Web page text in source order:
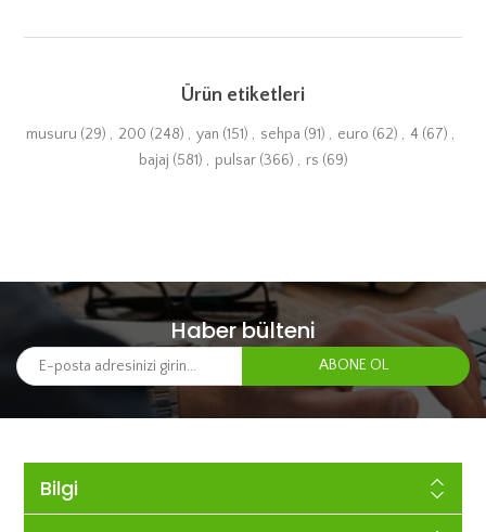
Ürün etiketleri
musuru (29) , 200 (248) , yan (151) , sehpa (91) , euro (62) , 4 (67) ,
bajaj (581) , pulsar (366) , rs (69)
Haber bülteni
Bilgi